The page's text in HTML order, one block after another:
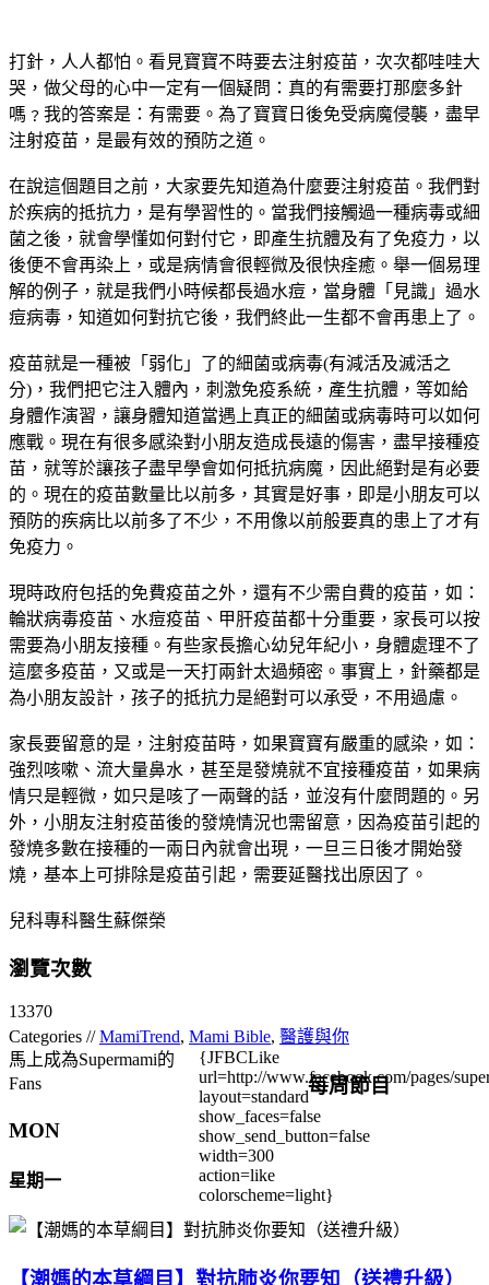
打針，人人都怕。看見寶寶不時要去注射疫苗，次次都哇哇大
哭，做父母的心中一定有一個疑問：真的有需要打那麼多針
嗎﹖我的答案是：有需要。為了寶寶日後免受病魔侵襲，盡早
注射疫苗，是最有效的預防之道。
在說這個題目之前，大家要先知道為什麼要注射疫苗。我們對
於疾病的抵抗力，是有學習性的。當我們接觸過一種病毒或細
菌之後，就會學懂如何對付它，即產生抗體及有了免疫力，以
後便不會再染上，或是病情會很輕微及很快痊癒。舉一個易理
解的例子，就是我們小時候都長過水痘，當身體「見識」過水
痘病毒，知道如何對抗它後，我們終此一生都不會再患上了。
疫苗就是一種被「弱化」了的細菌或病毒(有減活及滅活之
分)，我們把它注入體內，刺激免疫系統，產生抗體，等如給
身體作演習，讓身體知道當遇上真正的細菌或病毒時可以如何
應戰。現在有很多感染對小朋友造成長遠的傷害，盡早接種疫
苗，就等於讓孩子盡早學會如何抵抗病魔，因此絕對是有必要
的。現在的疫苗數量比以前多，其實是好事，即是小朋友可以
預防的疾病比以前多了不少，不用像以前般要真的患上了才有
免疫力。
現時政府包括的免費疫苗之外，還有不少需自費的疫苗，如：
輪狀病毒疫苗、水痘疫苗、甲肝疫苗都十分重要，家長可以按
需要為小朋友接種。有些家長擔心幼兒年紀小，身體處理不了
這麼多疫苗，又或是一天打兩針太過頻密。事實上，針藥都是
為小朋友設計，孩子的抵抗力是絕對可以承受，不用過慮。
家長要留意的是，注射疫苗時，如果寶寶有嚴重的感染，如：
強烈咳嗽、流大量鼻水，甚至是發燒就不宜接種疫苗，如果病
情只是輕微，如只是咳了一兩聲的話，並沒有什麼問題的。另
外，小朋友注射疫苗後的發燒情況也需留意，因為疫苗引起的
發燒多數在接種的一兩日內就會出現，一旦三日後才開始發
燒，基本上可排除是疫苗引起，需要延醫找出原因了。
兒科專科醫生蘇傑榮
瀏覽次數
13370
Categories //MamiTrend, Mami Bible, 醫護與你
馬上成為Supermami的
Fans
{JFBCLike
url=http://www.facebook.com/pages/
layout=standard
show_faces=false
show_send_button=false
width=300
action=like
colorscheme=light}
每周節目
MON
星期一
【潮媽的本草綱目】對抗肺炎你要知（送禮升級）